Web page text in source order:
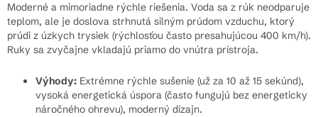
Moderné a mimoriadne rýchle riešenia. Voda sa z rúk neodparuje
teplom, ale je doslova strhnutá silným prúdom vzduchu, ktorý
prúdi z úzkych trysiek (rýchlosťou často presahujúcou 400 km/h).
Ruky sa zvyčajne vkladajú priamo do vnútra prístroja.
Výhody: Extrémne rýchle sušenie (už za 10 až 15 sekúnd),
vysoká energetická úspora (často fungujú bez energeticky
náročného ohrevu), moderný dizajn.